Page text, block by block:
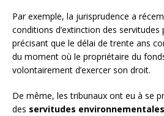
Par exemple, la jurisprudence a
conditions d’extinction des servitudes
précisant que le délai de trente ans
du moment où le propriétaire du
volontairement d’exercer son droit.
De même, les tribunaux ont eu à se
des servitudes environnementales